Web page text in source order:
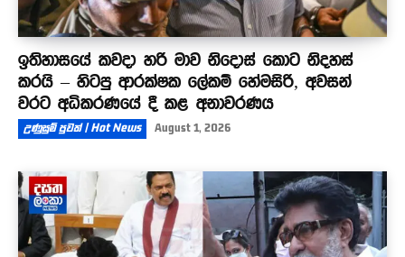
ඉතිහාසයේ කවදා හරි මාව නිදොස් කොට නිදහස්
කරයි – හිටපු ආරක්ෂක ලේකම් හේමසිරි, අවසන්
වරට අධිකරණයේ දී කළ අනාවරණය
උණුසුම් පුවත් | Hot News August 1, 2026